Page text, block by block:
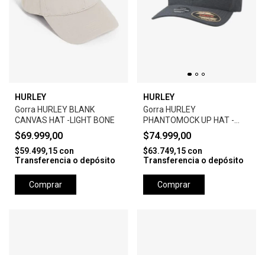
HURLEY
Gorra HURLEY BLANK
CANVAS HAT -LIGHT BONE
$69.999,00
$59.499,15 con
Transferencia o depósito
Comprar
HURLEY
Gorra HURLEY
PHANTOMOCK UP HAT -
BLACK
$74.999,00
$63.749,15 con
Transferencia o depósito
Comprar